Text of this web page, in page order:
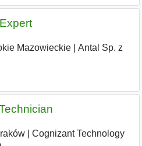
Mazowieckie
Antal Sp. z
|
Cognizant Technology